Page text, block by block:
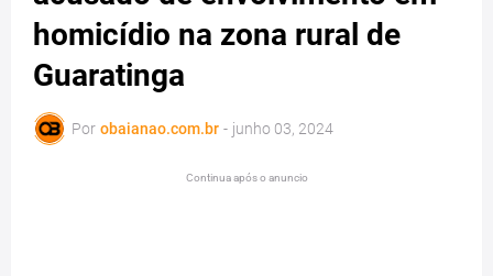
homicídio na zona rural de
Guaratinga
Por obaianao.com.br - junho 03, 2024
Continua após o anuncio